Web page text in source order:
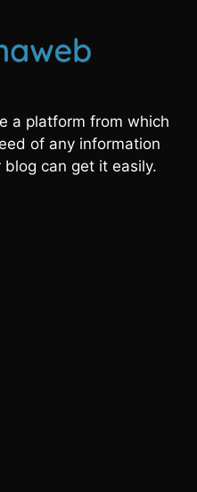
a platform from which
of any information
can get it easily.